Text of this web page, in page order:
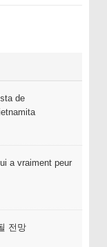
de
a vraiment peur
전망